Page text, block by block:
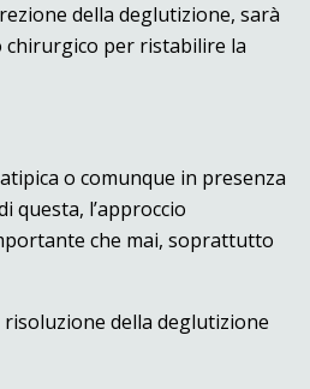
della deglutizione, sarà
chirurgico per ristabilire la
o comunque in presenza
questa, l’approccio
che mai, soprattutto
della deglutizione